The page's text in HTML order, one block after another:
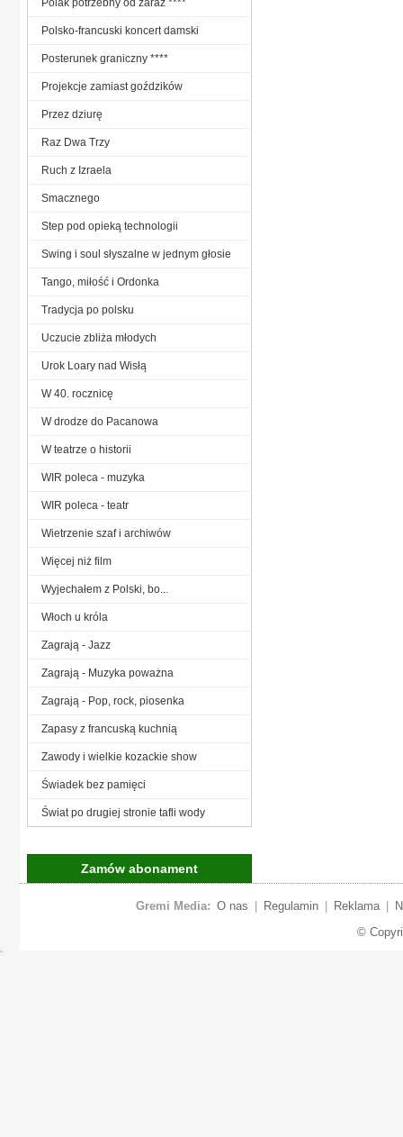
Polsko-francuski koncert damski
Posterunek graniczny ****
Projekcje zamiast goździków
Przez dziurę
Raz Dwa Trzy
Ruch z Izraela
Smacznego
Step pod opieką technologii
Swing i soul słyszalne w jednym głosie
Tango, miłość i Ordonka
Tradycja po polsku
Uczucie zbliża młodych
Urok Loary nad Wisłą
W 40. rocznicę
W drodze do Pacanowa
W teatrze o historii
WIR poleca - muzyka
WIR poleca - teatr
Wietrzenie szaf i archiwów
Więcej niż film
Wyjechałem z Polski, bo...
Włoch u króla
Zagrają - Jazz
Zagrają - Muzyka poważna
Zagrają - Pop, rock, piosenka
Zapasy z francuską kuchnią
Zawody i wielkie kozackie show
Świadek bez pamięci
Świat po drugiej stronie tafli wody
Zamów abonament
Gremi Media: O nas Regulamin Reklama
©